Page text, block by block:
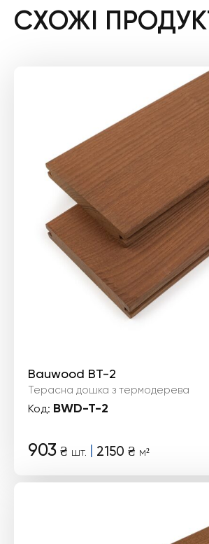
СХОЖІ
Bauwood BT-2
Терасна дошка з термодерева
Код: BWD-T-2
903 ₴ шт. | 2150 ₴ м²